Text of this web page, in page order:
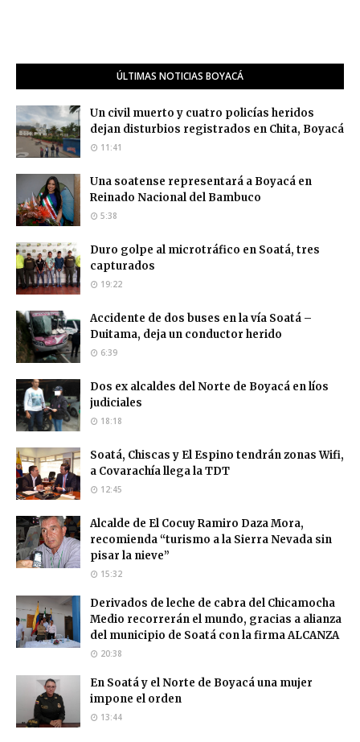
ÚLTIMAS NOTICIAS BOYACÁ
Un civil muerto y cuatro policías heridos
dejan disturbios registrados en Chita, Boyacá
11:41
Una soatense representará a Boyacá en
Reinado Nacional del Bambuco
5:38
Duro golpe al microtráfico en Soatá, tres
capturados
19:22
Accidente de dos buses en la vía Soatá –
Duitama, deja un conductor herido
6:39
Dos ex alcaldes del Norte de Boyacá en líos
judiciales
18:18
Soatá, Chiscas y El Espino tendrán zonas Wifi,
a Covarachía llega la TDT
12:45
Alcalde de El Cocuy Ramiro Daza Mora,
recomienda “turismo a la Sierra Nevada sin
pisar la nieve”
15:32
Derivados de leche de cabra del Chicamocha
Medio recorrerán el mundo, gracias a alianza
del municipio de Soatá con la firma ALCANZA
20:38
En Soatá y el Norte de Boyacá una mujer
impone el orden
13:44